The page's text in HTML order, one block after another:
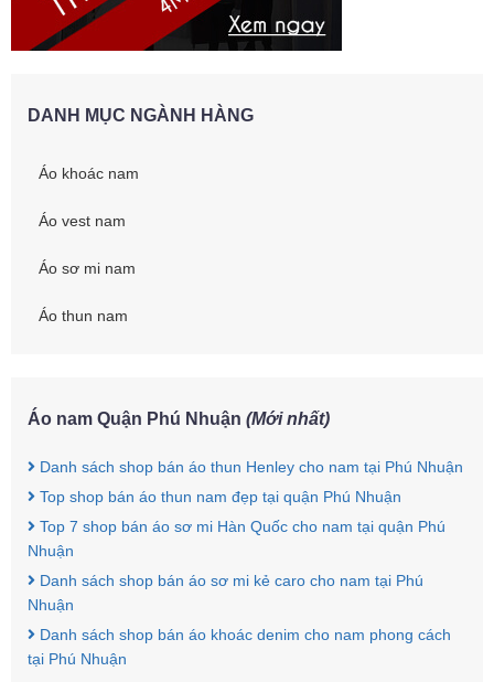
DANH MỤC NGÀNH HÀNG
Áo khoác nam
Áo vest nam
Áo sơ mi nam
Áo thun nam
Áo nam Quận Phú Nhuận (Mới nhất)
Danh sách shop bán áo thun Henley cho nam tại Phú Nhuận
Top shop bán áo thun nam đẹp tại quận Phú Nhuận
Top 7 shop bán áo sơ mi Hàn Quốc cho nam tại quận Phú
Nhuận
Danh sách shop bán áo sơ mi kẻ caro cho nam tại Phú
Nhuận
Danh sách shop bán áo khoác denim cho nam phong cách
tại Phú Nhuận